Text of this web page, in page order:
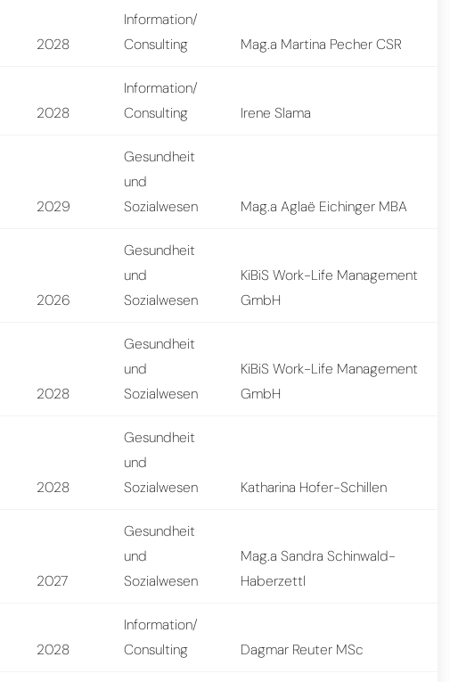
2028
Information/
Consulting
Mag.a Martina Pecher CSR
2028
Information/
Consulting
Irene Slama
2029
Gesundheit
und
Sozialwesen
Mag.a Aglaë Eichinger MBA
2026
Gesundheit
und
Sozialwesen
KiBiS Work-Life Management
GmbH
2028
Gesundheit
und
Sozialwesen
KiBiS Work-Life Management
GmbH
2028
Gesundheit
und
Sozialwesen
Katharina Hofer-Schillen
2027
Gesundheit
und
Sozialwesen
Mag.a Sandra Schinwald-
Haberzettl
2028
Information/
Consulting
Dagmar Reuter MSc